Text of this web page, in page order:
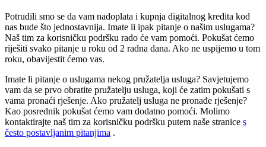
Potrudili smo se da vam nadoplata i kupnja digitalnog kredita kod
nas bude što jednostavnija. Imate li ipak pitanje o našim uslugama?
Naš tim za korisničku podršku rado će vam pomoći. Pokušat ćemo
riješiti svako pitanje u roku od 2 radna dana. Ako ne uspijemo u tom
roku, obavijestit ćemo vas.
Imate li pitanje o uslugama nekog pružatelja usluga? Savjetujemo
vam da se prvo obratite pružatelju usluga, koji će zatim pokušati s
vama pronaći rješenje. Ako pružatelj usluga ne pronađe rješenje?
Kao posrednik pokušat ćemo vam dodatno pomoći. Molimo
kontaktirajte naš tim za korisničku podršku putem naše stranice s
često postavljanim pitanjima .